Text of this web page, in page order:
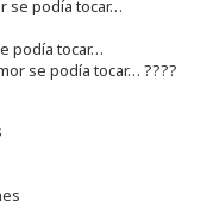
podía tocar…
se podía tocar… ????